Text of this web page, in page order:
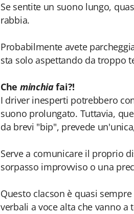
Se sentite un suono lungo,
rabbia.
Probabilmente avete
sta solo aspettando da troppo
Che minchiafai?!
I driver inesperti potrebbero
suono prolungato. Tuttavia,
da brevi "bip", prevede
Serve a comunicare il proprio
sorpasso improvviso o una
Questo clacson è quasi
verbali a voce alta che vanno